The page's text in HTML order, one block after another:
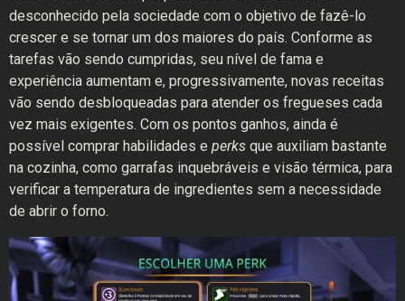
desconhecido pela sociedade com o objetivo de fazê-lo
crescer e se tornar um dos maiores do país. Conforme as
tarefas vão sendo cumpridas, seu nível de fama e
experiência aumentam e, progressivamente, novas receitas
vão sendo desbloqueadas para atender os fregueses cada
vez mais exigentes. Com os pontos ganhos, ainda é
possível comprar habilidades e perks que auxiliam bastante
na cozinha, como garrafas inquebráveis e visão térmica, para
verificar a temperatura de ingredientes sem a necessidade
de abrir o forno.